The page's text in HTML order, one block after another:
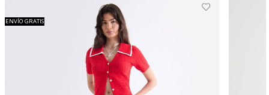
ENVÍO GRATIS